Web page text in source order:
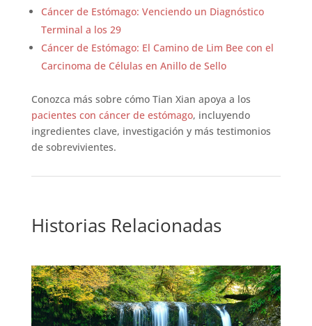
Cáncer de Estómago: Venciendo un Diagnóstico
Terminal a los 29
Cáncer de Estómago: El Camino de Lim Bee con el
Carcinoma de Células en Anillo de Sello
Conozca más sobre cómo Tian Xian apoya a los
pacientes con cáncer de estómago, incluyendo
ingredientes clave, investigación y más testimonios
de sobrevivientes.
Historias Relacionadas